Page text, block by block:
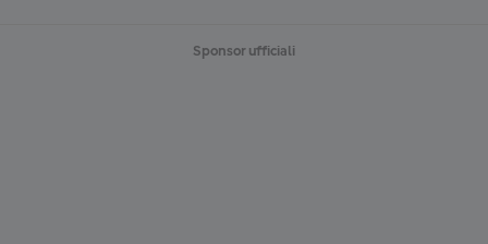
Sponsor ufficiali